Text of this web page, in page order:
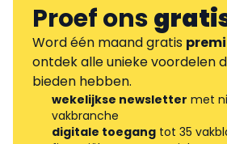
Proef ons
Word één maand gratis
ontdek alle unieke voordelen
bieden hebben.
wekelijkse newsletter met
vakbranche
digitale toegang tot 35